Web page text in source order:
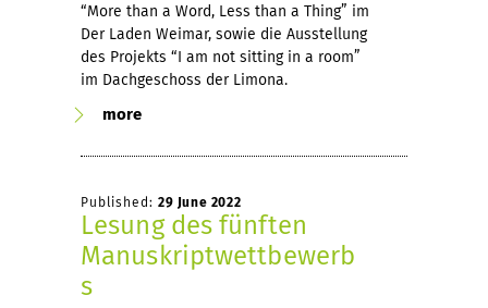
“More than a Word, Less than a Thing” im
Der Laden Weimar, sowie die Ausstellung
des Projekts “I am not sitting in a room”
im Dachgeschoss der Limona.
more
Published: 29 June 2022
Lesung des fünften
Manuskriptwettbewerb
s